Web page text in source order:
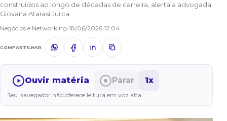
construídos ao longo de décadas de carreira, alerta a advogada
Giovana Atarasi Jurca
Negócios e Networking•18/06/2026 12:04
COMPARTILHAR
Ouvir matéria Parar 1x
Seu navegador não oferece leitura em voz alta.